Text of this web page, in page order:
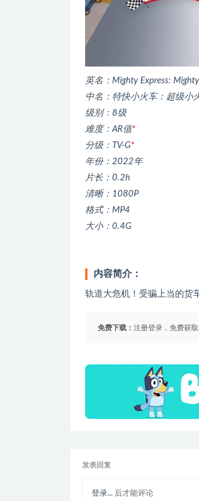
英名：Mighty Express:
中名：特快小火车：超级小
级别：8级
难度：AR值*
分级：TV-G*
年份：2022年
片长：0.2h
清晰：1080P
格式：MP4
大小：0.4G
内容简介：
轨道大危机！受骗上当的货
免费下载： 注册登录，免费获取
发表回复
登录... 后才能评论